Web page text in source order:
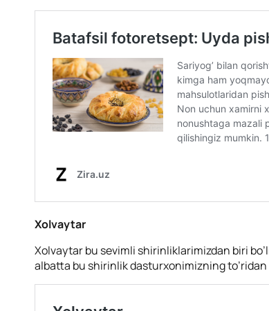
Xolvaytar
Xolvaytar bu sevimli shirinliklarimizdan biri
albatta bu shirinlik dasturxonimizning to’ridan